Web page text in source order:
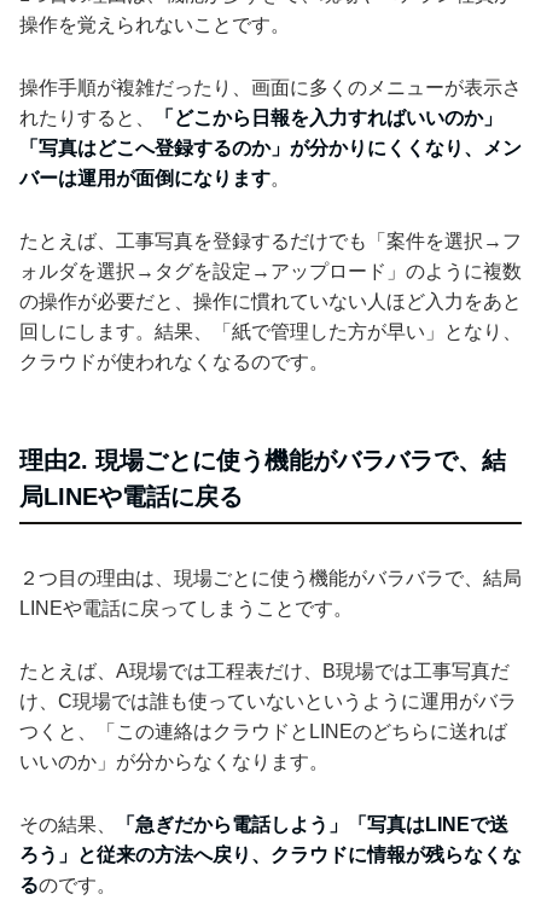
操作を覚えられないことです。
操作手順が複雑だったり、画面に多くのメニューが表示さ
れたりすると、
「どこから日報を入力すればいいのか」
「写真はどこへ登録するのか」が分かりにくくなり、メン
バーは運用が面倒になります。
たとえば、工事写真を登録するだけでも「案件を選択→フ
ォルダを選択→タグを設定→アップロード」のように複数
の操作が必要だと、操作に慣れていない人ほど入力をあと
回しにします。結果、「紙で管理した方が早い」となり、
クラウドが使われなくなるのです。
理由2. 現場ごとに使う機能がバラバラで、結
局LINEや電話に戻る
２つ目の理由は、現場ごとに使う機能がバラバラで、結局
LINEや電話に戻ってしまうことです。
たとえば、A現場では工程表だけ、B現場では工事写真だ
け、C現場では誰も使っていないというように運用がバラ
つくと、「この連絡はクラウドとLINEのどちらに送れば
いいのか」が分からなくなります。
その結果、
「急ぎだから電話しよう」「写真はLINEで送
ろう」と従来の方法へ戻り、クラウドに情報が残らなくな
るのです。